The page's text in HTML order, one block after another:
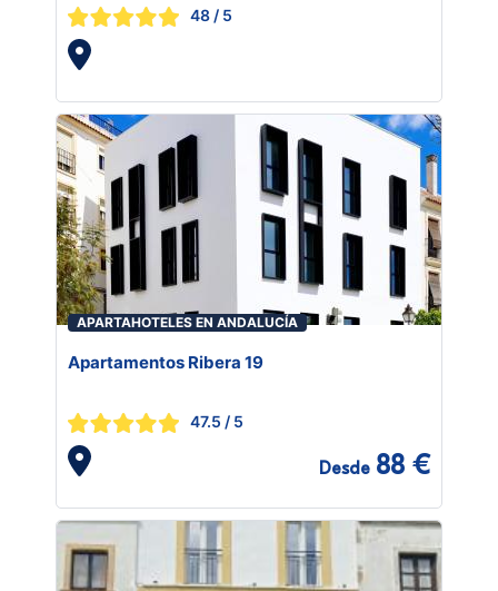
48 / 5
APARTAHOTELES EN ANDALUCÍA
Apartamentos Ribera 19
47.5 / 5
Desde 88 €